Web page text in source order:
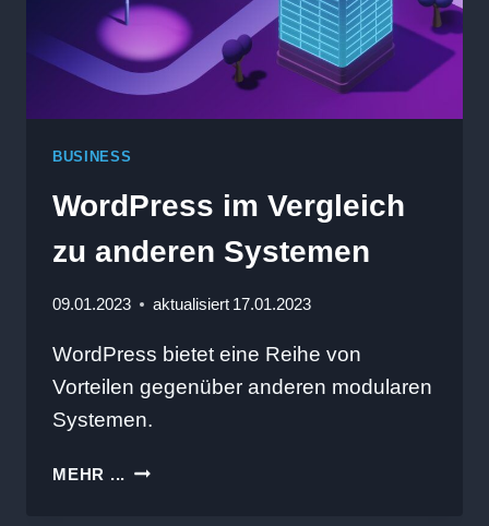
BUSINESS
WordPress im Vergleich
zu anderen Systemen
09.01.2023 aktualisiert 17.01.2023
WordPress bietet eine Reihe von
Vorteilen gegenüber anderen modularen
Systemen.
MEHR ... WORDPRESS